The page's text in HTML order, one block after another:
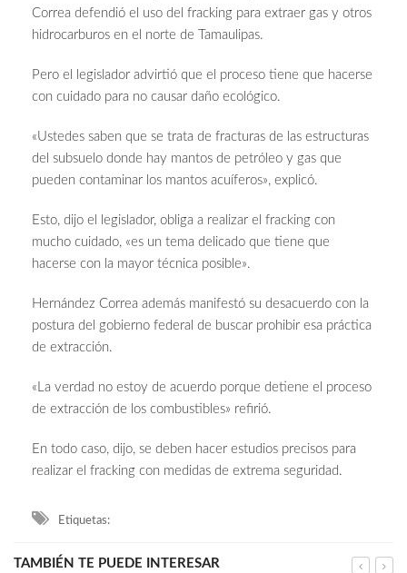
Correa defendió el uso del fracking para extraer gas y otros
hidrocarburos en el norte de Tamaulipas.
Pero el legislador advirtió que el proceso tiene que hacerse
con cuidado para no causar daño ecológico.
«Ustedes saben que se trata de fracturas de las estructuras
del subsuelo donde hay mantos de petróleo y gas que
pueden contaminar los mantos acuíferos», explicó.
Esto, dijo el legislador, obliga a realizar el fracking con
mucho cuidado, «es un tema delicado que tiene que
hacerse con la mayor técnica posible».
Hernández Correa además manifestó su desacuerdo con la
postura del gobierno federal de buscar prohibir esa práctica
de extracción.
«La verdad no estoy de acuerdo porque detiene el proceso
de extracción de los combustibles» refirió.
En todo caso, dijo, se deben hacer estudios precisos para
realizar el fracking con medidas de extrema seguridad.
Etiquetas:
TAMBIÉN TE PUEDE INTERESAR